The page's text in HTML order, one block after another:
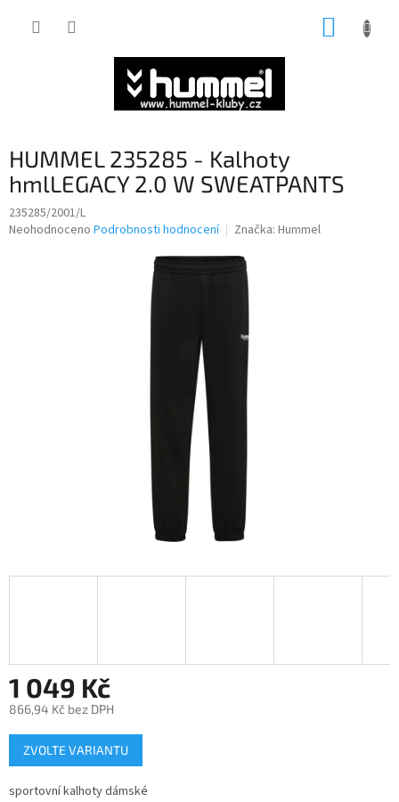
HUMMEL 235285 - Kalhoty
hmlLEGACY 2.0 W SWEATPANTS
235285/2001/L
Průměrné
Neohodnoceno Podrobnosti hodnocení Značka: Hummel
1 049 Kč
866,94 Kč bez DPH
Měrná
cena:
ZVOLTE VARIANTU
sportovní kalhoty dámské